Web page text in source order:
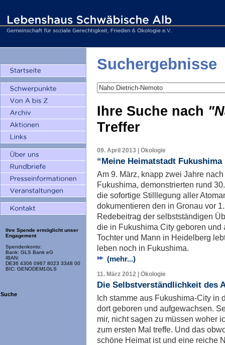
Ihre Spende ermöglicht unser
Engagement
Spendenkonto:
Bank: GLS Bank eG
IBAN:
DE36 4306 0967 8023 3348 00
BIC: GENODEM1GLS
Suche
Suchergebnisse
Ihre Suche nach
Treffer
09. April 2013 | Ökologie
“Meine Heimatstadt
Am 9. März, knapp zwei Jahre
Fukushima, demonstrierten rund
die sofortige Stilllegung aller
dokumentieren den in Gronau vor
Redebeitrag der selbstständigen
die in Fukushima City geboren
Tochter und Mann in Heidelberg
leben noch in Fukushima.
(mehr...)
11. März 2012 | Ökologie
Die Selbstverständlichkeit des
Ich stamme aus Fukushima-City in
dort geboren und aufgewachsen.
mir, nicht sagen zu müssen woher
zum ersten Mal treffe. Und das
schöne Heimat ist und eine reiche